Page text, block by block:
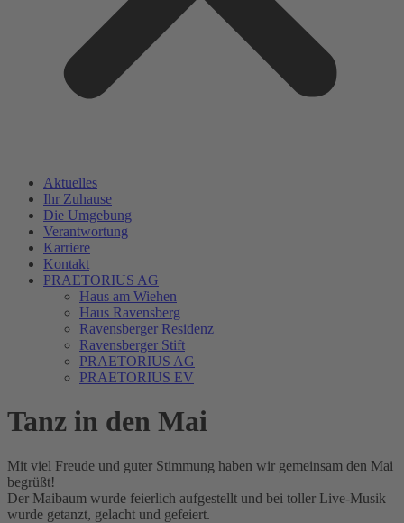
Aktuelles
Ihr Zuhause
Die Umgebung
Verantwortung
Karriere
Kontakt
PRAETORIUS AG
Haus am Wiehen
Haus Ravensberg
Ravensberger Residenz
Ravensberger Stift
PRAETORIUS AG
PRAETORIUS EV
Tanz in den Mai
Mit viel Freude und guter Stimmung haben wir gemeinsam den Mai
begrüßt!
Der Maibaum wurde feierlich aufgestellt und bei toller Live-Musik
wurde getanzt, gelacht und gefeiert.